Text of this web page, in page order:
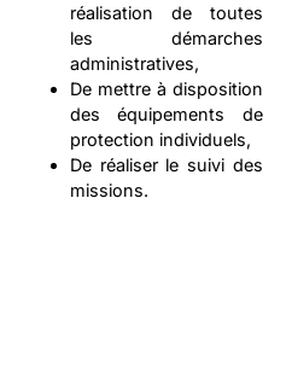
réalisation de toutes
les démarches
administratives,
De mettre à disposition
des équipements de
protection individuels,
De réaliser le suivi des
missions.